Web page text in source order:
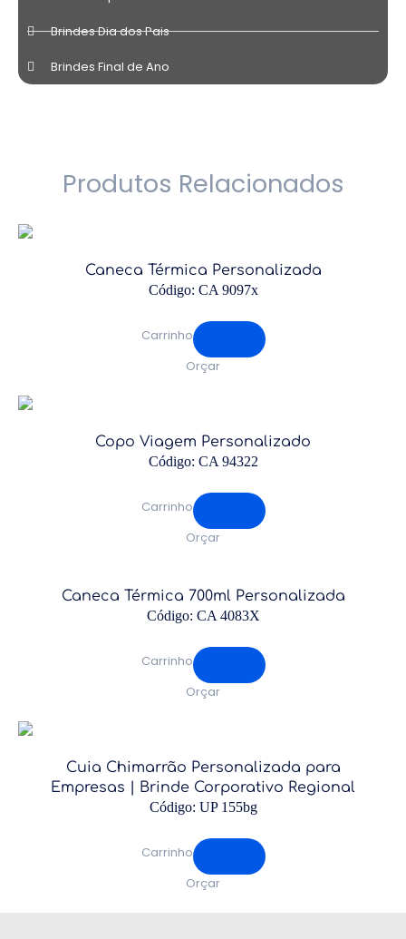
Brindes Dia dos Pais
Brindes Final de Ano
Produtos Relacionados
Caneca Térmica Personalizada
Código: CA 9097x
Carrinho
Orçar
Copo Viagem Personalizado
Código: CA 94322
Carrinho
Orçar
Caneca Térmica 700ml Personalizada
Código: CA 4083X
Carrinho
Orçar
Cuia Chimarrão Personalizada para
Empresas | Brinde Corporativo Regional
Código: UP 155bg
Carrinho
Orçar